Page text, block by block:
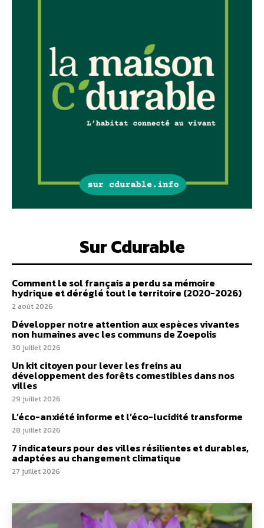
Sur Cdurable
Comment le sol français a perdu sa mémoire
hydrique et déréglé tout le territoire (2020-2026)
2 août 2026
Développer notre attention aux espèces vivantes
non humaines avec les communs de Zoepolis
30 juillet 2026
Un kit citoyen pour lever les freins au
développement des forêts comestibles dans nos
villes
29 juillet 2026
L’éco-anxiété informe et l’éco-lucidité transforme
28 juillet 2026
7 indicateurs pour des villes résilientes et durables,
adaptées au changement climatique
27 juillet 2026